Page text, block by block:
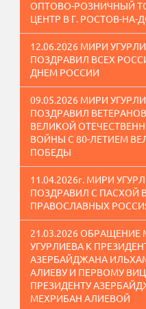
ОПТОВО-РОЗНИЧНЫЙ
ЦЕНТР В Г. РОСТОВ-НА-
12.06.2026 МИРИ
ПОЗДРАВИЛ ВСЕХ
ДНЕМ РОССИИ
09.05.2026 МИРИ
ПОЗДРАВИЛ ВЕТЕРАНОВ
ВЕЛИКОЙ
ВОЙНЫ С 80-ЛЕТИЕМ
ПОБЕДЫ
11.04.2026г. МИРИ
ПОЗДРАВИЛ С ПАСХОЙ
ПРАВОСЛАВНЫХ
21.03.2026 ОБРАЩЕНИЕ
УГУРЛИЕВА К
АЗЕРБАЙДЖАНА
АЛИЕВУ И ПЕРВОМУ
ПРЕЗИДЕНТУ
МЕХРИБАН АЛИЕВОЙ